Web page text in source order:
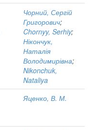
Чорний, Сергій
Григорович;
Chornyy, Serhiy;
Нікончук,
Наталія
Володимирівна;
Nikonchuk,
Nataliya
Яценко, В. М.